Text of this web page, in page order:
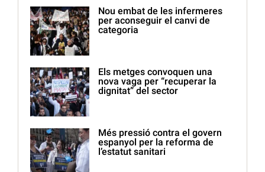
Nou embat de les infermeres
per aconseguir el canvi de
categoria
Els metges convoquen una
nova vaga per “recuperar la
dignitat” del sector
Més pressió contra el govern
espanyol per la reforma de
l’estatut sanitari